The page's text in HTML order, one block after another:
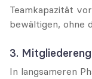
Teamkapazität
bewältigen, ohne
3.
In langsameren